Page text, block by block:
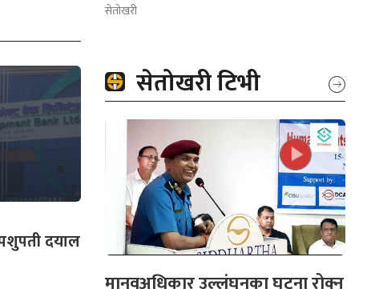
दयाल
सेतोखरी
सेतोखरी टिभी